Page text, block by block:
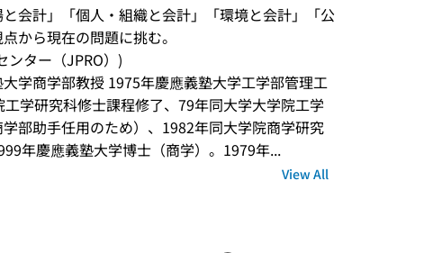
会計」「個人・組織と会計」「環境と会計」「公
から現在の問題に挑む。
ンター（JPRO）)
学商学部教授 1975年慶應義塾大学工学部管理工
学研究科修士課程修了、79年同大学大学院工学
部助手任用のため）、1982年同大学院商学研究
年慶應義塾大学博士（商学）。1979年...
View All